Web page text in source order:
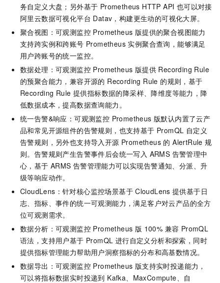
务自定义大盘；另外基于 Prometheus HTTP API 也可以对接
阿里云数据可视化平台 Datav，构建更生动的可视化大屏。
聚合视图： 可观测监控 Prometheus 版提供的聚合视图能力
支持跨实例和跨账号 Prometheus 实例聚合查询，能够满足
用户跨账号的统一监控。
数据处理： 可观测监控 Prometheus 版提供 Recording Rule
的预聚合能力，兼容开源的 Recording Rule 的规则，基于
Recording Rule 提供指标数据的降采样、降维度等能力，降
低数据成本，提高数据查询能力。
统一告警&响应：可观测监控 Prometheus 版默认内置了云产
品和常见开源组件的告警规则，也支持基于 PromQL 自定义
告警规则，另外也支持导入开源 Prometheus 的 AlertRule 规
则。告警规则产生告警事件后会统一写入 ARMS 告警管理中
心，基于 ARMS 告警管理能力可以实现告警通知、分派、升
级等响应动作。
CloudLens：针对核心监控场景基于 CloudLens 提供基于日
志、指标、事件的统一可观测能力，满足客户对云产品的全方
位可观测需求。
数据分析： 可观测监控 Prometheus 版 100% 兼容 PromQL
语法，支持用户基于 PromQL 进行自定义分析和探索，同时
提供指标管理能力帮助用户洞察指标的分布和高基数情况。
数据导出： 可观测监控 Prometheus 版支持实时投递能力，
可以将指标数据实时投递到 Kafka、MaxCompute、自